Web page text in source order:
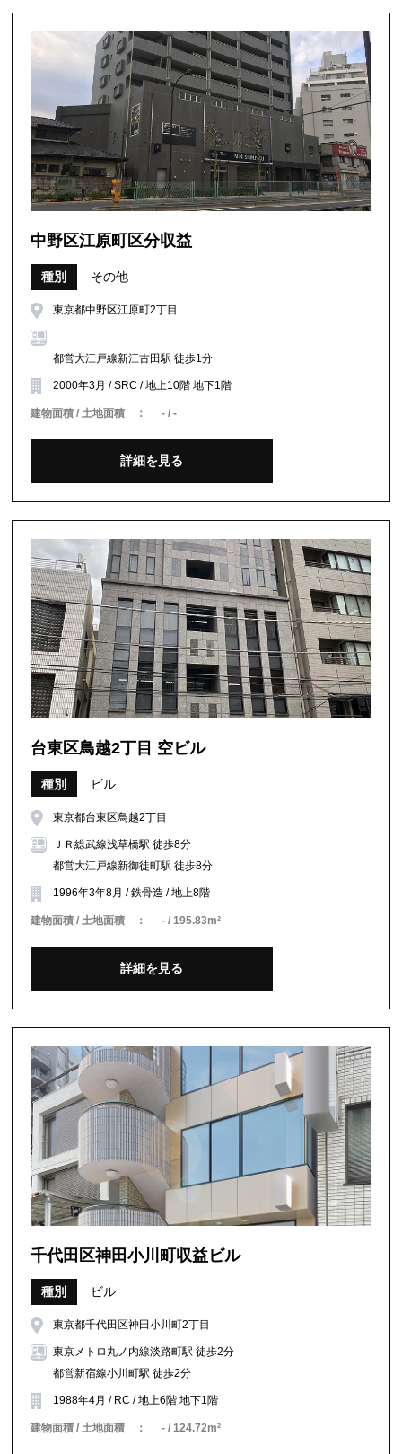
中野区江原町区分収益
種別 その他
東京都中野区江原町2丁目
都営大江戸線新江古田駅 徒歩1分
2000年3月 / SRC / 地上10階 地下1階
建物面積 / 土地面積 ： - / -
詳細を見る
台東区鳥越2丁目 空ビル
種別 ビル
東京都台東区鳥越2丁目
ＪＲ総武線浅草橋駅 徒歩8分
都営大江戸線新御徒町駅 徒歩8分
1996年3年8月 / 鉄骨造 / 地上8階
建物面積 / 土地面積 ： - / 195.83m²
詳細を見る
千代田区神田小川町収益ビル
種別 ビル
東京都千代田区神田小川町2丁目
東京メトロ丸ノ内線淡路町駅 徒歩2分
都営新宿線小川町駅 徒歩2分
1988年4月 / RC / 地上6階 地下1階
建物面積 / 土地面積 ： - / 124.72m²